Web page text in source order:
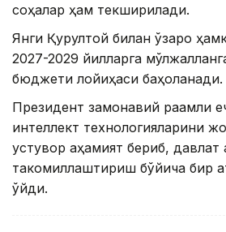
соҳалар ҳам текширилади.
Янги Қурултой билан ўзаро
2027-2029 йилларга
бюджети лойиҳаси баҳоланади.
Президент замонавий рақамли
интеллект технологияларини
устувор аҳамият бериб,
такомиллаштириш бўйича бир
қўйди.